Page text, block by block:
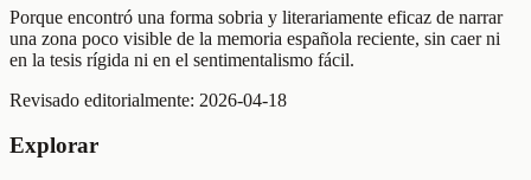
Porque encontró una forma sobria y literariamente eficaz de narrar
una zona poco visible de la memoria española reciente, sin caer ni
en la tesis rígida ni en el sentimentalismo fácil.
Revisado editorialmente: 2026-04-18
Explorar